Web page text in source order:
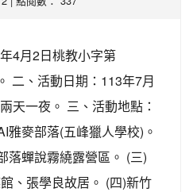
4月2日桃教小字第
二、活動日期：113年7月
天一夜。 三、活動地點：
雅麥部落(五峰獵人學校)。
落蟬說霧繞露營區。 (三)
、張學良故居。 (四)新竹